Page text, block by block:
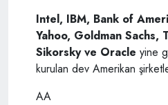
Intel, IBM, Bank of
Yahoo, Goldman Sachs,
Sikorsky ve Oracle yine
kurulan dev Amerikan
AA